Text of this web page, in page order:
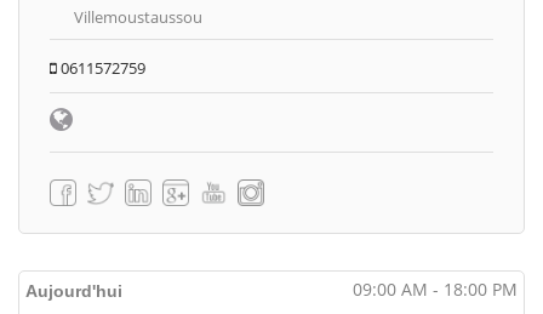
Villemoustaussou
0611572759
Aujourd'hui 09:00 AM - 18:00 PM